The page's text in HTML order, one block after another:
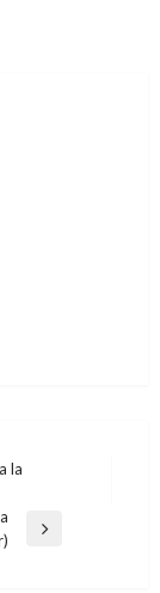
la